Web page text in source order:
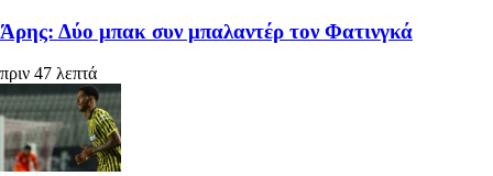
Άρης: Δύο μπακ συν μπαλαντέρ τον Φατινγκά
πριν 47 λεπτά